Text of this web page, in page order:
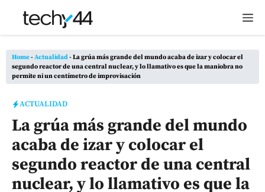
Saltar
Home-Actualidad-La grúa más grande del mundo acaba de izar y colocar el
segundo reactor de una central nuclear, y lo llamativo es que la maniobra no
permite ni un centímetro de improvisación
ACTUALIDAD
La grúa más grande del mundo
acaba de izar y colocar el
segundo reactor de una central
nuclear, y lo llamativo es que la